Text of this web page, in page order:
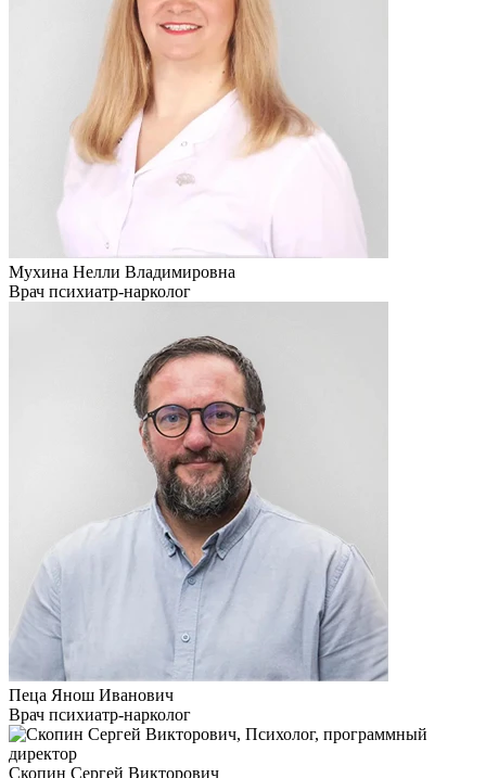
Мухина Нелли Владимировна
Врач психиатр-нарколог
Пеца Янош Иванович
Врач психиатр-нарколог
Скопин Сергей Викторович